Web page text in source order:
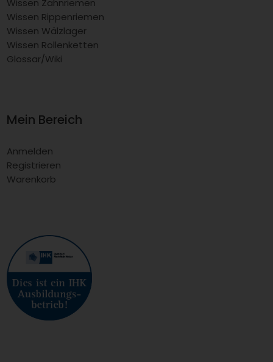
Wissen Rippenriemen
Wissen Wälzlager
Wissen Rollenketten
Glossar/Wiki
Mein Bereich
Anmelden
Registrieren
Warenkorb